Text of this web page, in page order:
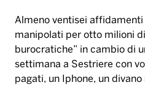
Almeno ventisei
manipolati per otto milioni
burocratiche” in cambio di
settimana a Sestriere con
pagati, un Iphone, un